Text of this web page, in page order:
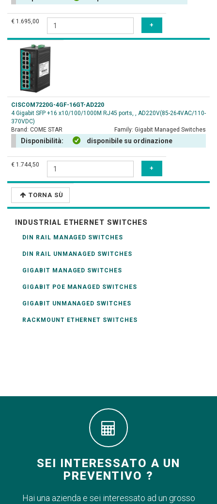
€ 1.695,00
CISCOM7220G-4GF-16GT-AD220
4 Gigabit SFP +16 x10/100/1000M RJ45 ports, , AD220V(85-264VAC/110-
370VDC)
Brand: COME STAR Family: Gigabit Managed Switches
Disponibilità: disponibile su ordinazione
€ 1.744,50
TORNA SÙ
INDUSTRIAL ETHERNET SWITCHES
DIN RAIL MANAGED SWITCHES
DIN RAIL UNMANAGED SWITCHES
GIGABIT MANAGED SWITCHES
GIGABIT POE MANAGED SWITCHES
GIGABIT UNMANAGED SWITCHES
RACKMOUNT ETHERNET SWITCHES
SEI INTERESSATO A UN
PREVENTIVO ?
Hai una azienda e sei interessato ad un grosso